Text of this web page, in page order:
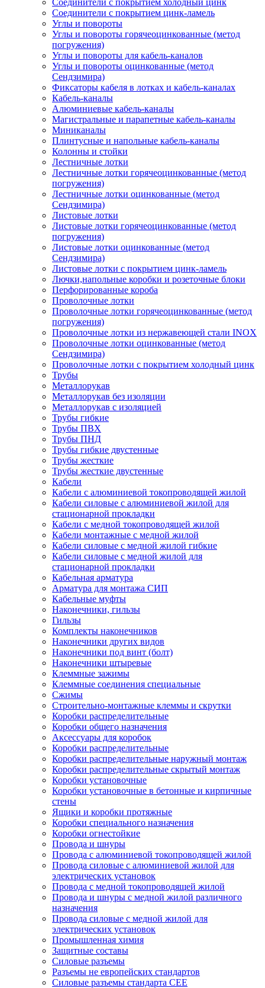
Соединители с покрытием холодный цинк
Соединители с покрытием цинк-ламель
Углы и повороты
Углы и повороты горячеоцинкованные (метод
погружения)
Углы и повороты для кабель-каналов
Углы и повороты оцинкованные (метод
Сендзимира)
Фиксаторы кабеля в лотках и кабель-каналах
Кабель-каналы
Алюминиевые кабель-каналы
Магистральные и парапетные кабель-каналы
Миниканалы
Плинтусные и напольные кабель-каналы
Колонны и стойки
Лестничные лотки
Лестничные лотки горячеоцинкованные (метод
погружения)
Лестничные лотки оцинкованные (метод
Сендзимира)
Листовые лотки
Листовые лотки горячеоцинкованные (метод
погружения)
Листовые лотки оцинкованные (метод
Сендзимира)
Листовые лотки с покрытием цинк-ламель
Лючки,напольные коробки и розеточные блоки
Перфорированные короба
Проволочные лотки
Проволочные лотки горячеоцинкованные (метод
погружения)
Проволочные лотки из нержавеющей стали INOX
Проволочные лотки оцинкованные (метод
Сендзимира)
Проволочные лотки с покрытием холодный цинк
Трубы
Металлорукав
Металлорукав без изоляции
Металлорукав с изоляцией
Трубы гибкие
Трубы ПВХ
Трубы ПНД
Трубы гибкие двустенные
Трубы жесткие
Трубы жесткие двустенные
Кабели
Кабели с алюминиевой токопроводящей жилой
Кабели силовые с алюминиевой жилой для
стационарной прокладки
Кабели с медной токопроводящей жилой
Кабели монтажные с медной жилой
Кабели силовые с медной жилой гибкие
Кабели силовые с медной жилой для
стационарной прокладки
Кабельная арматура
Арматура для монтажа СИП
Кабельные муфты
Наконечники, гильзы
Гильзы
Комплекты наконечников
Наконечники других видов
Наконечники под винт (болт)
Наконечники штыревые
Клеммные зажимы
Клеммные соединения специальные
Сжимы
Строительно-монтажные клеммы и скрутки
Коробки распределительные
Коробки общего назначения
Аксессуары для коробок
Коробки распределительные
Коробки распределительные наружный монтаж
Коробки распределительные скрытый монтаж
Коробки установочные
Коробки установочные в бетонные и кирпичные
стены
Ящики и коробки протяжные
Коробки специального назначения
Коробки огнестойкие
Провода и шнуры
Провода с алюминиевой токопроводящей жилой
Провода силовые с алюминиевой жилой для
электрических установок
Провода с медной токопроводящей жилой
Провода и шнуры с медной жилой различного
назначения
Провода силовые с медной жилой для
электрических установок
Промышленная химия
Защитные составы
Силовые разъемы
Разъемы не европейских стандартов
Силовые разъемы стандарта CEE